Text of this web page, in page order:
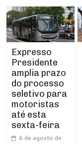
Expresso
Presidente
amplia prazo
do processo
seletivo para
motoristas
até esta
sexta-feira
6 de agosto de